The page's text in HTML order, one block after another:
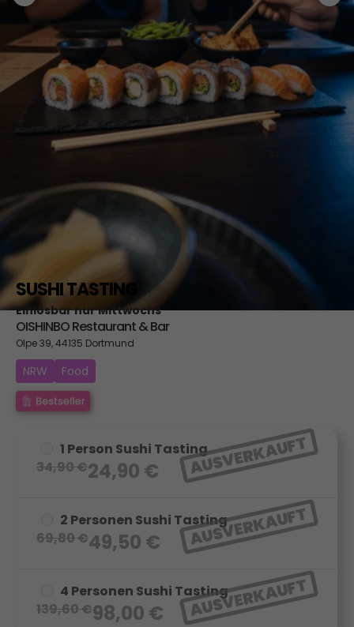
SUSHI TASTING
Einlösbar nur Mittwochs
OISHINBO Restaurant & Bar
Olpe 39, 44135 Dortmund
NRW Food
1 Person Sushi Tasting
34,90€24,90 € AUSVERKAUFT
2 Personen Sushi Tasting
69,80€49,50 € AUSVERKAUFT
4 Personen Sushi Tasting
139,60€98,00 € AUSVERKAUFT